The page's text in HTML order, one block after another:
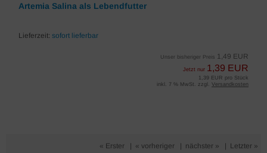
Artemia Salina als Lebendfutter
Lieferzeit: sofort lieferbar
Unser bisheriger Preis 1,49 EUR
Jetzt nur 1,39 EUR
1,39 EUR pro Stück
inkl. 7 % MwSt. zzgl. Versandkosten
« Erster | « vorheriger | nächster » | Letzter »